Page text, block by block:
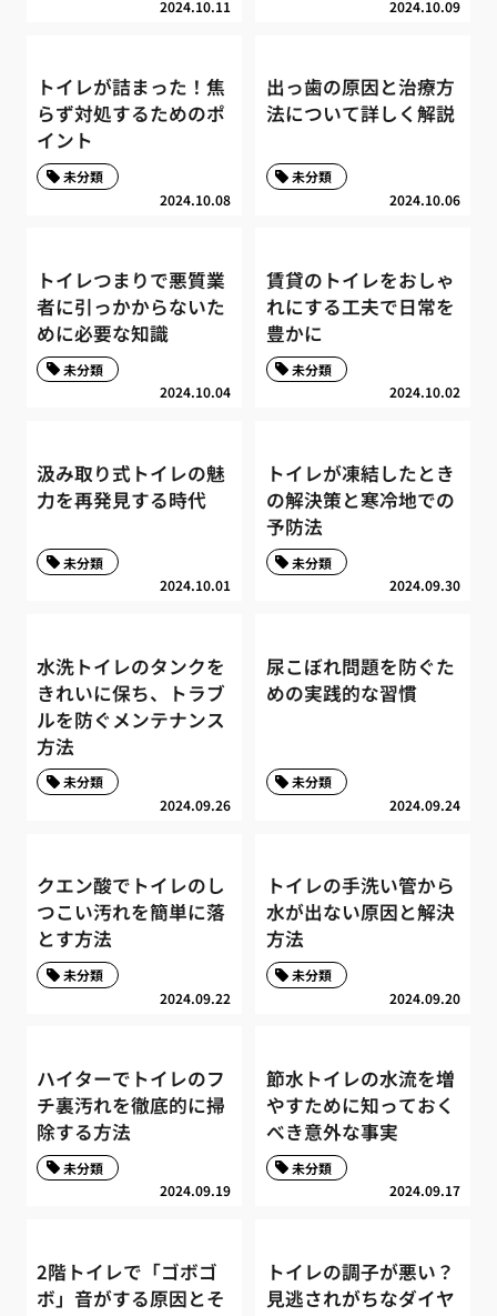
2024.10.11 2024.10.09
トイレが詰まった！焦
らず対処するためのポ
イント
2024.10.08
未分類
出っ歯の原因と治療方
法について詳しく解説
2024.10.06
未分類
トイレつまりで悪質業
者に引っかからないた
めに必要な知識
2024.10.04
未分類
賃貸のトイレをおしゃ
れにする工夫で日常を
豊かに
2024.10.02
未分類
汲み取り式トイレの魅
力を再発見する時代
2024.10.01
未分類
トイレが凍結したとき
の解決策と寒冷地での
予防法
2024.09.30
未分類
水洗トイレのタンクを
きれいに保ち、トラブ
ルを防ぐメンテナンス
方法
2024.09.26
未分類
尿こぼれ問題を防ぐた
めの実践的な習慣
2024.09.24
未分類
クエン酸でトイレのし
つこい汚れを簡単に落
とす方法
2024.09.22
未分類
トイレの手洗い管から
水が出ない原因と解決
方法
2024.09.20
未分類
ハイターでトイレのフ
チ裏汚れを徹底的に掃
除する方法
2024.09.19
未分類
節水トイレの水流を増
やすために知っておく
べき意外な事実
2024.09.17
未分類
2階トイレで「ゴボゴ
ボ」音がする原因とそ
トイレの調子が悪い？
見逃されがちなダイヤ